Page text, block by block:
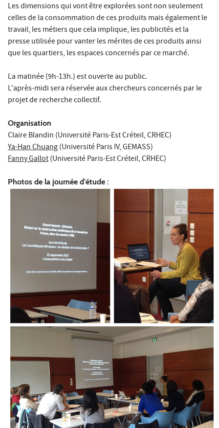
Les dimensions qui vont être explorées sont non seulement
celles de la consommation de ces produits mais également le
travail, les métiers que cela implique, les publicités et la
presse utilisée pour vanter les mérites de ces produits ainsi
que les quartiers, les espaces concernés par ce marché.
La matinée (9h-13h.) est ouverte au public.
L'après-midi sera réservée aux chercheurs concernés par le
projet de recherche collectif.
Organisation
Claire Blandin (Université Paris-Est Créteil, CRHEC)
Ya-Han Chuang(Université Paris IV, GEMASS)
Fanny Gallot(Université Paris-Est Créteil, CRHEC)
Photos de la journée d'étude :